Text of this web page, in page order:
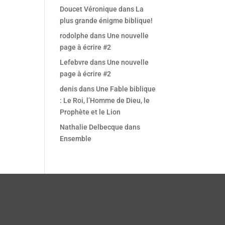
Outlook Live
Doucet Véronique dans La
plus grande énigme biblique!
rodolphe dans Une nouvelle
page à écrire #2
Lefebvre dans Une nouvelle
page à écrire #2
denisdans Une Fable biblique
: Le Roi, l’Homme de Dieu, le
Prophète et le Lion
Nathalie Delbecque dans
Ensemble